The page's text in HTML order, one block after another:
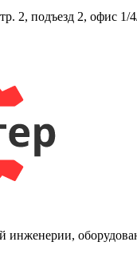
2, подъезд 2, офис 1/
инженерии,